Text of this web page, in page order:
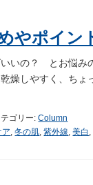
やポイン
いの？ とお悩み
燥しやすく、ちょ
テゴリー:Column
ア ,冬の肌 ,紫外線 ,美白